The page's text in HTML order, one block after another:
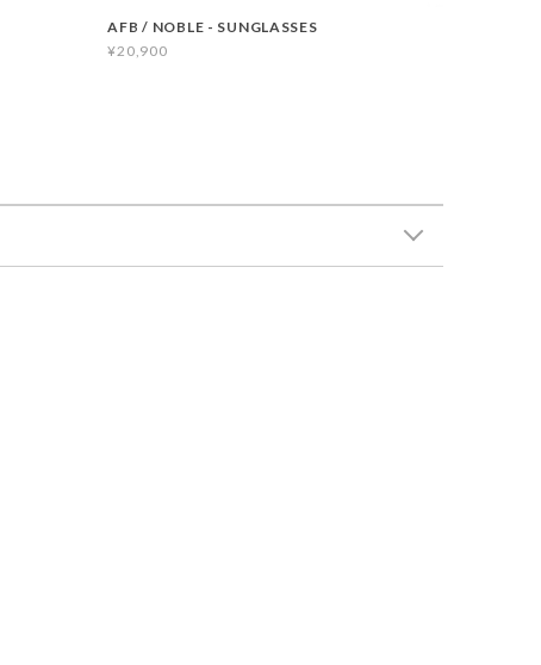
AFB / NOBLE - SUNGLASSES
¥20,900